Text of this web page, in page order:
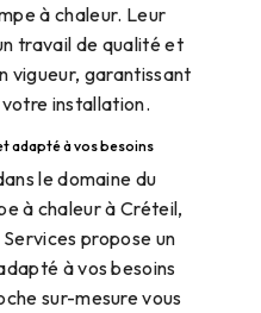
à chaleur. Leur
travail de qualité et
vigueur, garantissant
installation.
adapté à vos besoins
le domaine du
à chaleur à Créteil,
propose un
à vos besoins
sur-mesure vous